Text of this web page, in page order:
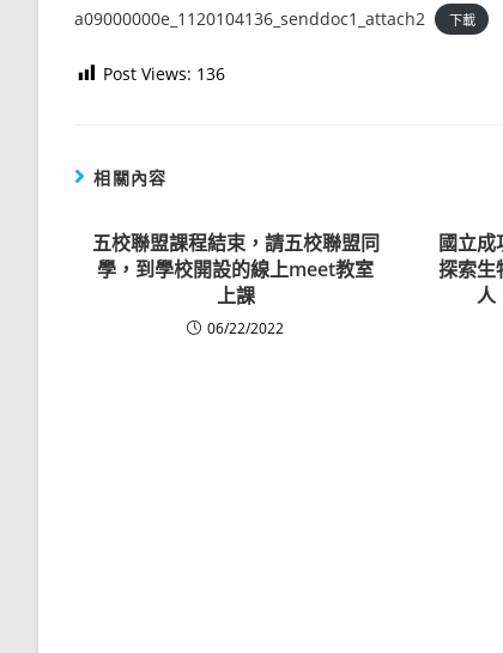
a09000000e_1120104136_senddoc1_attach2 下載
Post Views: 136
相關內容
五校聯盟課程結束，請五校聯盟同
學，到學校開設的線上meet教室
上課
06/22/2022
國立成
探索生
人